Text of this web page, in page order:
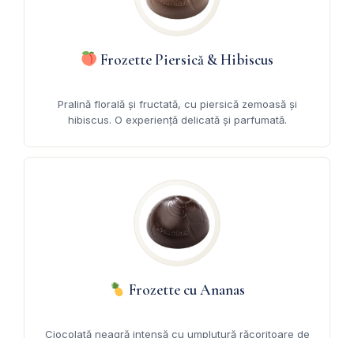
Frozette Piersică & Hibiscus
Pralină florală și fructată, cu piersică zemoasă și
hibiscus. O experiență delicată și parfumată.
Frozette cu Ananas
Ciocolată neagră intensă cu umplutură răcoritoare de